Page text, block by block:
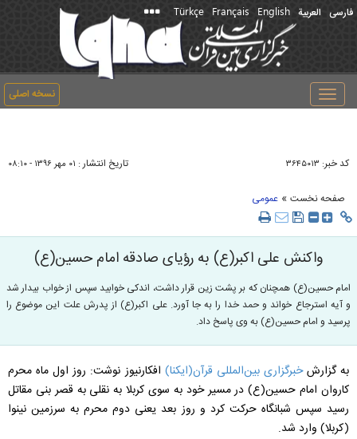
فارسی العربیة English
Français
Türkçe
نسخه اصلی
Toggle
navigation
کد خبر: ۳۶۴۵۰۱۳ تاریخ انتشار : ۰۱ مهر ۱۳۹۶ - ۰۸:۱۰
صفحه نخست » عمومی
واکنش علی اکبر(ع) به رؤیای صادقه امام حسین(ع)
امام حسین(ع) همچنان که بر پشت زین قرار داشت، اندکى خوابید سپس از خواب بیدار شد
و آیه استرجاع خواند و حمد خدا را به جا آورد. علی اکبر(ع) از پدرش علت این موضوع را
پرسید و امام حسین(ع) به وی پاسخ داد.
به گزارشخبرگزاری بین‌المللی قرآن(ایکنا) افکارنیوز نوشت: روز اول ماه محرم
کاروان امام حسین(ع) در مسیر خود به سوی کربلا به نقلی به قصر بنی مقاتل
رسید سپس شبانگاه حرکت کرد و روز بعد یعنی دوم محرم به سرزمین نینوا
(کربلا) وارد شد.